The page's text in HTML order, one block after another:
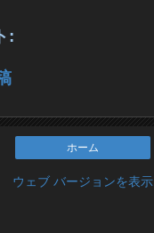
:
ホーム
ウェブ バージョンを表示